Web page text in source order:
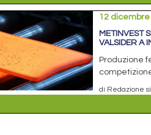
12 dicembre
METINVEST
VALSIDER A
Produzione
di Redazione